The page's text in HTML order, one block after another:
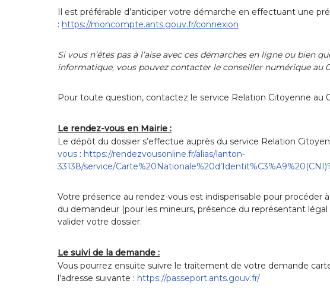
Il est préférable d’anticiper votre démarche en effectuant une
: https://moncompte.ants.gouv.fr/connexion
Si vous n’êtes pas à l’aise avec ces démarches en ligne ou bien
informatique, vous pouvez contacter le conseiller numérique au
Pour toute question, contactez le service Relation Citoyenne au
Le rendez-vous en Mairie :
Le dépôt du dossier s’effectue auprès du service Relation
vous : https://rendezvousonline.fr/alias/lanton-
33138/service/
Votre présence au rendez-vous est indispensable pour procéder
du demandeur (pour les mineurs, présence du représentant
valider votre dossier.
Le suivi de la demande :
Vous pourrez ensuite suivre le traitement de votre demande
l’adresse suivante : https://passeport.ants.gouv.fr/